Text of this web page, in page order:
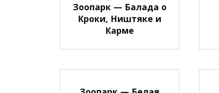
Зоопарк — Балада о
Кроки, Ништяке и
Карме